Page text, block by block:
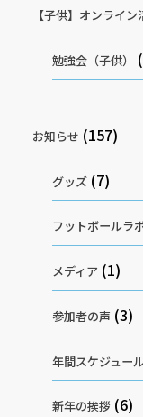
【子供】オンライン
勉強会（子供）
お知らせ (157)
グッズ (7)
フットボールラ
メディア (1)
参加者の声 (3)
年間スケジュー
新年の挨拶 (6)